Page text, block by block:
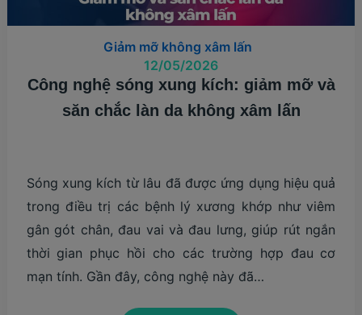
Công nghệ sóng xung kích: giảm mỡ và
săn chắc làn da không xâm lấn
Giảm mỡ không xâm lấn
12/05/2026
Sóng xung kích từ lâu đã được ứng dụng hiệu quả
trong điều trị các bệnh lý xương khớp như viêm
gân gót chân, đau vai và đau lưng, giúp rút ngắn
thời gian phục hồi cho các trường hợp đau cơ
mạn tính. Gần đây, công nghệ này đã…